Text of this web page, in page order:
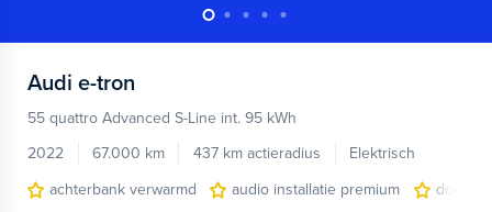
Audi e-tron
55 quattro Advanced S-Line int. 95 kWh
2022
67.000 km 437 km actieradius
Elektrisch
achterbank verwarmd
audio installatie premium